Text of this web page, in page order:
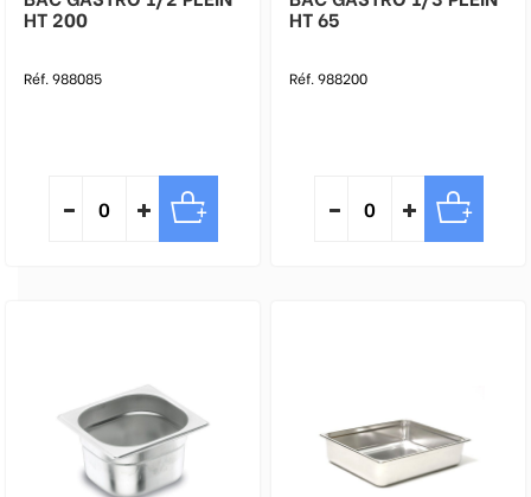
HT 200
Réf. 988085
HT 65
Réf. 988200